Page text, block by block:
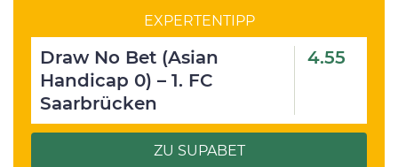
EXPERTENTIPP
Draw No Bet (Asian
Handicap 0) – 1. FC
Saarbrücken
4.55
ZU SUPABET